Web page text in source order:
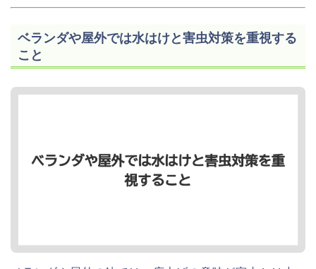
ベランダや屋外では水はけと害虫対策を重視する
こと